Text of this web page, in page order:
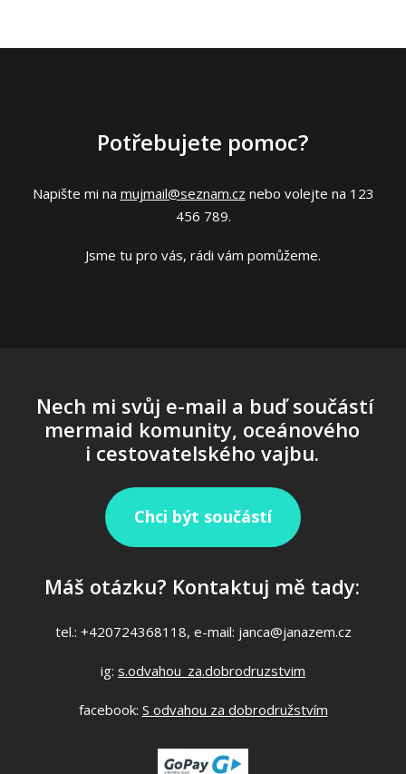
Potřebujete pomoc?
Napište mi na mujmail@seznam.cz nebo volejte na 123
456 789.
Jsme tu pro vás, rádi vám pomůžeme.
Nech mi svůj e-mail a buď součástí
mermaid komunity, oceánového
i cestovatelského vajbu.
Chci být součástí
Máš otázku? Kontaktuj mě tady:
tel.: +420724368118, e-mail: janca@janazem.cz
ig: s.odvahou_za.dobrodruzstvim
facebook: S odvahou za dobrodružstvím